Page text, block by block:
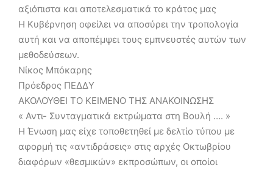
αξιόπιστα και αποτελεσματικά το κράτος μας
Η Κυβέρνηση οφείλει να αποσύρει την τροπολογία
αυτή και να αποπέμψει τους εμπνευστές αυτών των
μεθοδεύσεων.
Νίκος Μπόκαρης
Πρόεδρος ΠΕΔΔΥ
ΑΚΟΛΟΥΘΕΙ ΤΟ ΚΕΙΜΕΝΟ ΤΗΣ ΑΝΑΚΟΙΝΩΣΗΣ
« Αντι- Συνταγματικά εκτρώματα στη Βουλή …. »
Η Ένωση μας είχε τοποθετηθεί με δελτίο τύπου με
αφορμή τις «αντιδράσεις» στις αρχές Οκτωβρίου
διαφόρων «θεσμικών» εκπροσώπων, οι οποίοι